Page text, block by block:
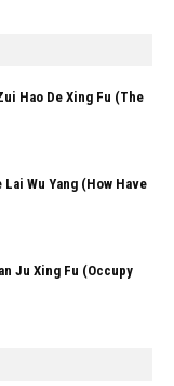
Hao De Xing Fu (The
Wu Yang (How Have
Ju Xing Fu (Occupy